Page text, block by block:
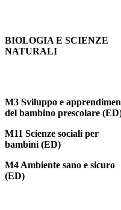
BIOLOGIA E SCIENZE
NATURALI
M3 Sviluppo e
del bambino prescolare
M11 Scienze sociali per
bambini (ED)
M4 Ambiente sano e sicuro
(ED)